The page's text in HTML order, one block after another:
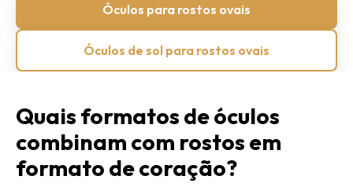
Óculos para rostos ovais
Óculos de sol para rostos ovais
Quais formatos de óculos
combinam com rostos em
formato de coração?